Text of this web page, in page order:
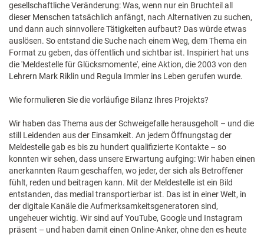
gesellschaftliche Veränderung: Was, wenn nur ein Bruchteil all
dieser Menschen tatsächlich anfängt, nach Alternativen zu suchen,
und dann auch sinnvollere Tätigkeiten aufbaut? Das würde etwas
auslösen. So entstand die Suche nach einem Weg, dem Thema ein
Format zu geben, das öffentlich und sichtbar ist. Inspiriert hat uns
die 'Meldestelle für Glücksmomente', eine Aktion, die 2003 von den
Lehrern Mark Riklin und Regula Immler ins Leben gerufen wurde.
Wie formulieren Sie die vorläufige Bilanz Ihres Projekts?
Wir haben das Thema aus der Schweigefalle herausgeholt – und die
still Leidenden aus der Einsamkeit. An jedem Öffnungstag der
Meldestelle gab es bis zu hundert qualifizierte Kontakte – so
konnten wir sehen, dass unsere Erwartung aufging: Wir haben einen
anerkannten Raum geschaffen, wo jeder, der sich als Betroffener
fühlt, reden und beitragen kann. Mit der Meldestelle ist ein Bild
entstanden, das medial transportierbar ist. Das ist in einer Welt, in
der digitale Kanäle die Aufmerksamkeitsgeneratoren sind,
ungeheuer wichtig. Wir sind auf YouTube, Google und Instagram
präsent – und haben damit einen Online-Anker, ohne den es heute